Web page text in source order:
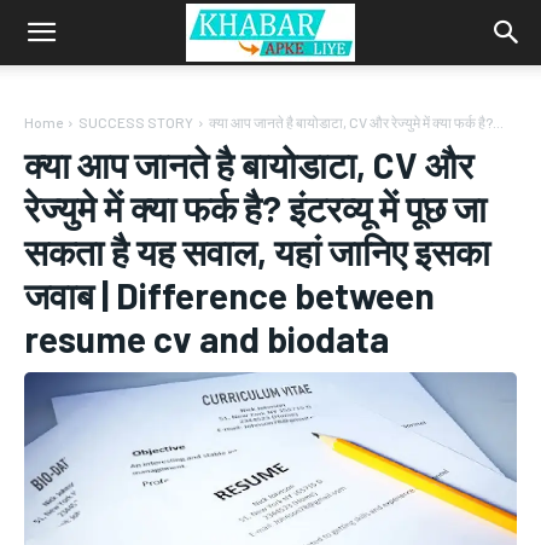
Home SUCCESS STORY क्या आप जानते है बायोडाटा, CV और रेज्युमे में क्या फर्क है?...
क्या आप जानते है बायोडाटा, CV और
रेज्युमे में क्या फर्क है? इंटरव्यू में पूछ जा
सकता है यह सवाल, यहां जानिए इसका
जवाब | Difference between
resume cv and biodata